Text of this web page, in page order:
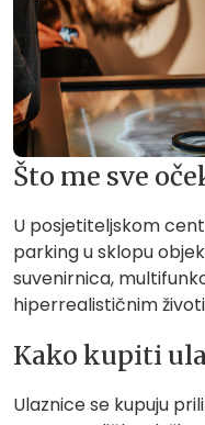
Što me sve
U posjetiteljskom
parking u sklopu
suvenirnica,
hiperrealističnim
Kako kupiti
Ulaznice se kupuju